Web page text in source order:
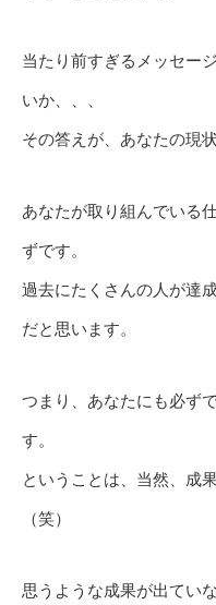
当たり前すぎるメッセー
いか、、、
その答えが、あなたの現
あなたが取り組んでいる
ずです。
過去にたくさんの人が達
だと思います。
つまり、あなたにも必ず
す。
ということは、当然、成
（笑）
思うような成果が出てい